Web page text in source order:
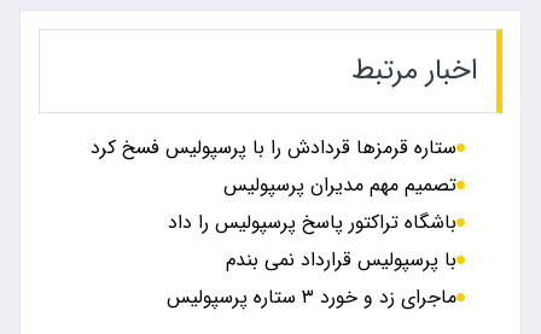
اخبار مرتبط
ستاره قرمزها قردادش را با پرسپولیس فسخ کرد
تصمیم مهم مدیران پرسپولیس
باشگاه تراکتور پاسخ پرسپولیس را داد
با پرسپولیس قرارداد نمی بندم
ماجرای زد و خورد ۳ ستاره پرسپولیس